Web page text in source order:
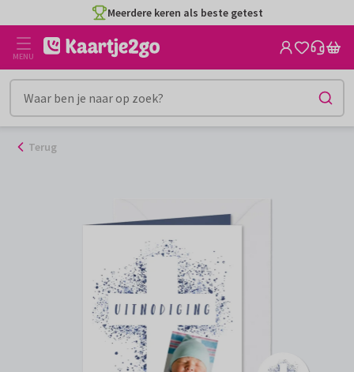
naar
inhoud
Meerdere keren als beste getest
MENU
Terug